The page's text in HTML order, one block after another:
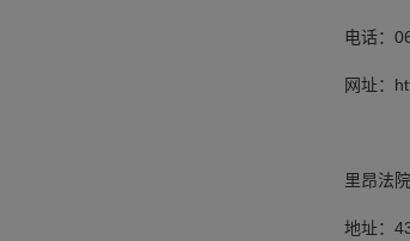
电话：
网址：
里昂法院
地址：